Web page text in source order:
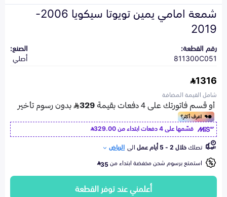
شمعة امامي يمين تويوتا سيكويا 2006-
2019
رقم القطعة:
811300C051
الصنع:
أصلي
1316
شامل القيمة المضافة
قسّمها على 4 دفعات ابتداء من
329.00
تصلكخلال 2 - 5 أيام عمل الى الرياض
استمتع برسوم شحن مخفضة ابتداء من35
أعلمني عند توفر القطعة